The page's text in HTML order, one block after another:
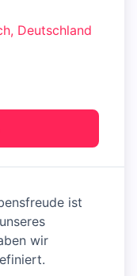
Deutschland
ist
wir